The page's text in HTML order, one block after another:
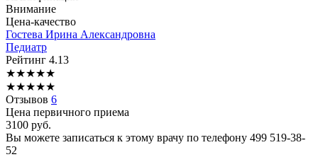
Внимание
Цена-качество
Гостева Ирина Александровна
Педиатр
Рейтинг 4.13
★★★★★
★★★★★
Отзывов 6
Цена первичного приема
3100 руб.
Вы можете записаться к этому врачу по телефону 499 519-38-
52